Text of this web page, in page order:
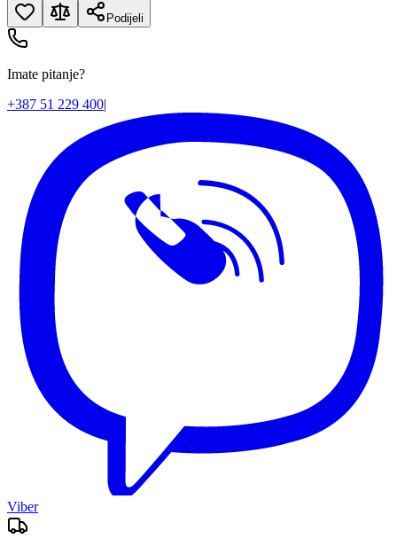
Podijeli
Imate pitanje?
+387 51 229 400|
Viber